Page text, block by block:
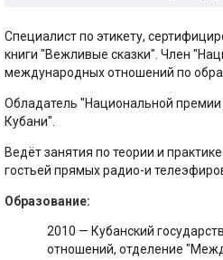
Специалист по этикету,
книги "Вежливые сказки". Член
международных отношений по
Обладатель "Национальной
Кубани".
Ведёт занятия по теории и
гостьей прямых радио-и
Образование:
2010 — Кубанский
отношений, отделение